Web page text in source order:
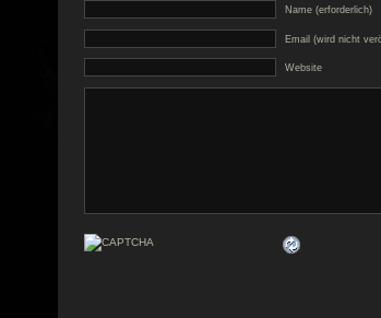
Name (erforderlich)
Email (wird nicht
Website